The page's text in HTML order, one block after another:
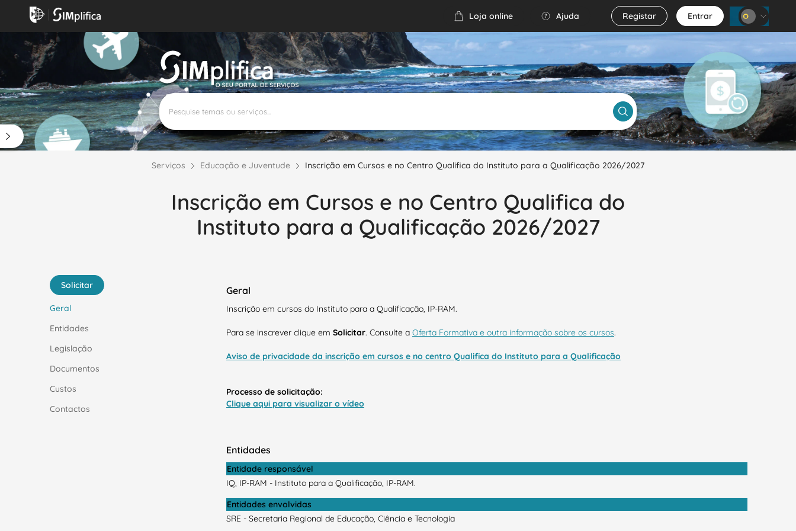
Precisa de ajuda?
Todos os dias úteis, das 9H00 às
18H00
90
465
Chamada gratuita WhatsApp FAQ's
Loja online Ajuda Registar Entrar
Serviços Educação e Juventude Inscrição em Cursos e no Centro Qualifica do Instituto para a Qualificação 2026/2027
Inscrição em Cursos e no Centro Qualifica do
Instituto para a Qualificação 2026/2027
Solicitar
Geral
Entidades
Legislação
Documentos
Custos
Contactos
Geral
Inscrição em cursos do Instituto para a Qualificação, IP-RAM.
Para se inscrever clique em Solicitar. Consulte a Oferta Formativa e outra informação sobre os cursos.
Aviso de privacidade da inscrição em cursos e no centro Qualifica do Instituto para a Qualificação
Processo de solicitação:
Clique aqui para visualizar o vídeo
Entidades
Entidade responsável
IQ, IP-RAM - Instituto para a Qualificação, IP-RAM.
Entidades envolvidas
SRE - Secretaria Regional de Educação, Ciência e Tecnologia